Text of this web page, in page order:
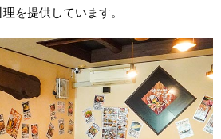
を提供しています。